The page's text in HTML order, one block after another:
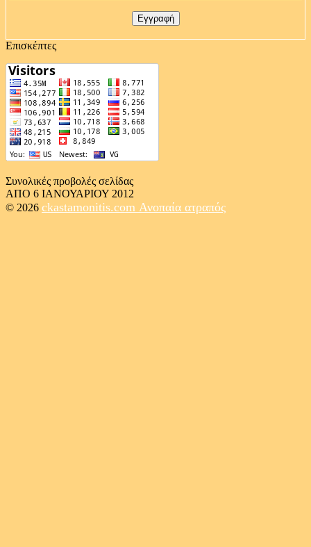
Επισκέπτες
Συνολικές προβολές σελίδας
ΑΠΟ 6 ΙΑΝΟΥΑΡΙΟΥ 2012
© 2026 ckastamonitis.com Ανοπαία ατραπός